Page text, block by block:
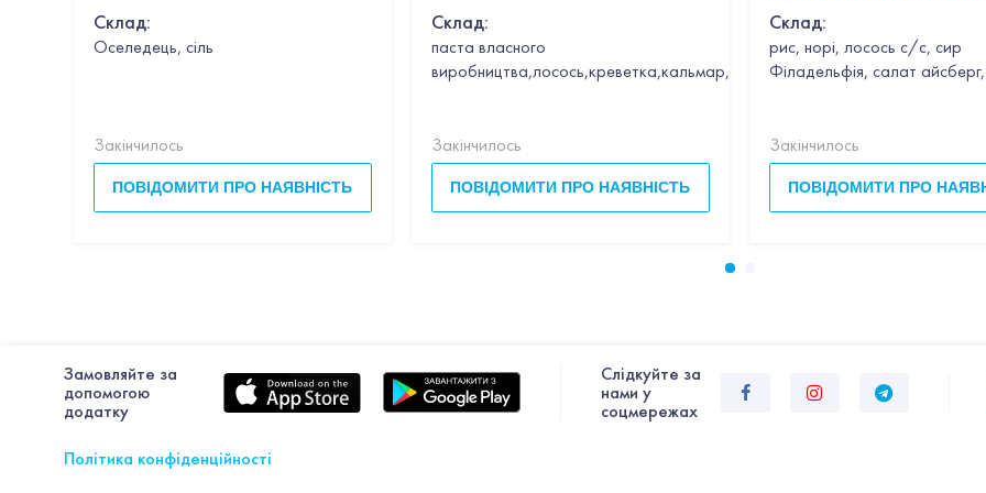
Склад:
Оселедець, сіль
Закінчилось
ПОВІДОМИТИ ПРО НАЯВНІСТЬ
Склад:
паста власного
Закінчилось
ПОВІДОМИТИ ПРО НАЯВНІСТЬ
ЛОСОСЕМ
Склад:
рис, норі, лосось с/с, сир
Філадельфія, салат айсберг,
Закінчилось
ПОВІДОМИТИ ПРО
Замовляйте за
допомогою
додатку
Слiдкуйте за
нами у
соцмережах
Політика конфіденційності